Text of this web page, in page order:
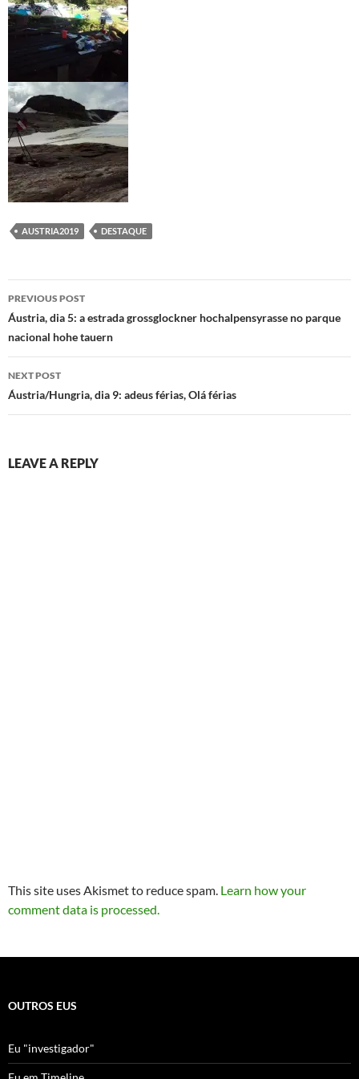
AUSTRIA2019 DESTAQUE
Post
navigation
PREVIOUS POST
Áustria, dia 5: a estrada grossglockner hochalpensyrasse no parque
nacional hohe tauern
NEXT POST
Áustria/Hungria, dia 9: adeus férias, Olá férias
LEAVE A REPLY
This site uses Akismet to reduce spam. Learn how your
comment data is processed.
OUTROS EUS
Eu "investigador"